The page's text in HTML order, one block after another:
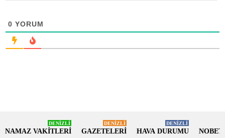
0 YORUM
NAMAZ VAKİTLERİ
DENİZLİ
GAZETELERİ
DENİZLİ
HAVA DURUMU
DENİZLİ